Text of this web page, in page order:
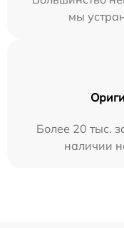
мы
Более 20 тыс.
наличии